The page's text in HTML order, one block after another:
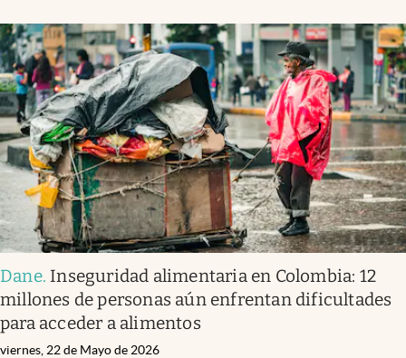
Dane. Inseguridad alimentaria en Colombia: 12
millones de personas aún enfrentan dificultades
para acceder a alimentos
viernes, 22 de Mayo de 2026